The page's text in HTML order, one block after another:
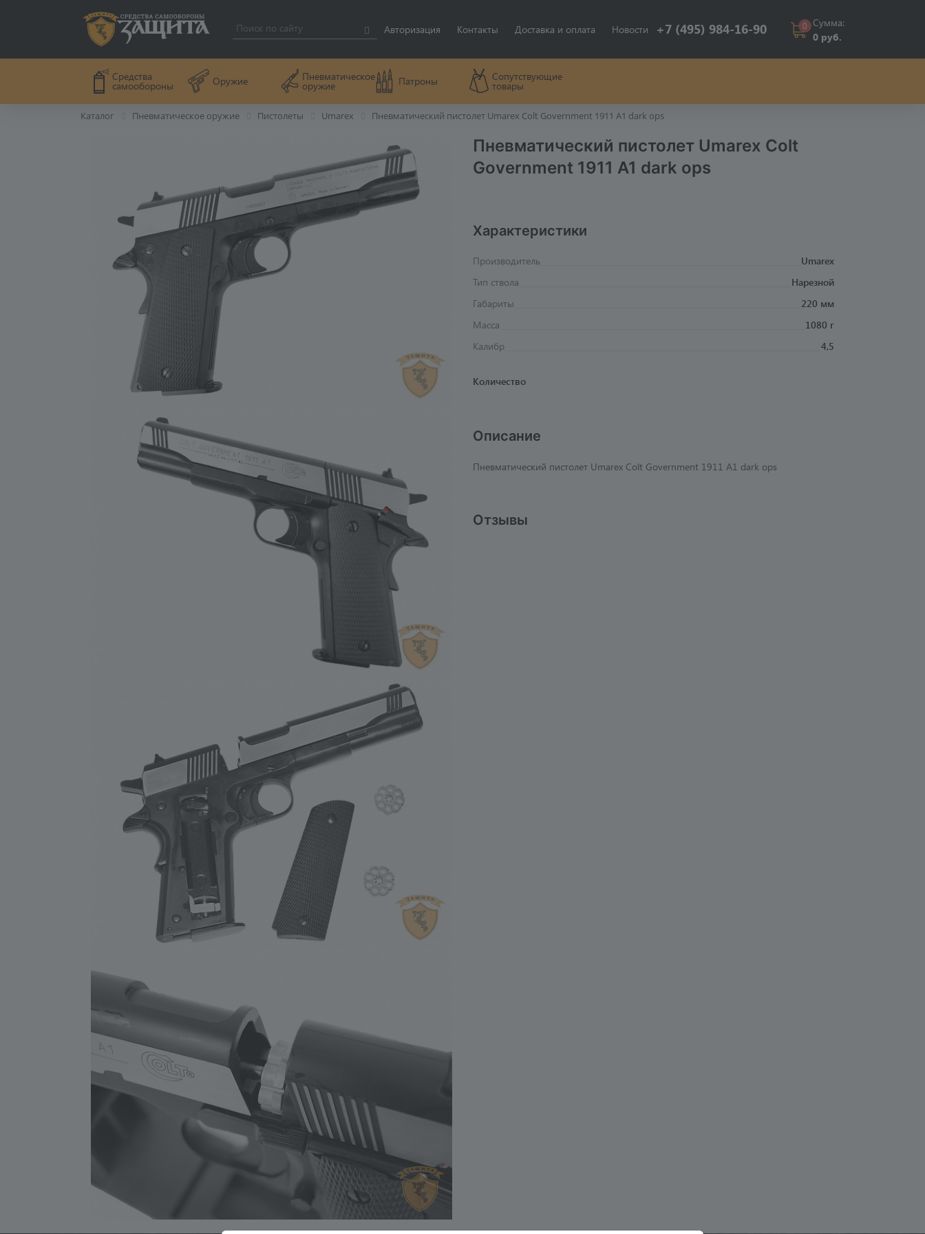
Авторизация Контакты Доставка и оплата Новости +7 (495) 984-16-90 0 Сумма:
0 руб.
Средства
самообороны Оружие Пневматическое
оружие Патроны Сопутствующие
товары
Каталог Пневматическое оружие Пистолеты Umarex Пневматический пистолет Umarex Colt Government 1911 A1 dark ops
Пневматический пистолет Umarex Colt
Government 1911 A1 dark ops
Характеристики
Производитель
Umarex
Тип ствола
Нарезной
Габариты
220 мм
Масса
1080 г
Калибр
4,5
Количество
Описание
Пневматический пистолет Umarex Colt Government 1911 A1 dark ops
Отзывы